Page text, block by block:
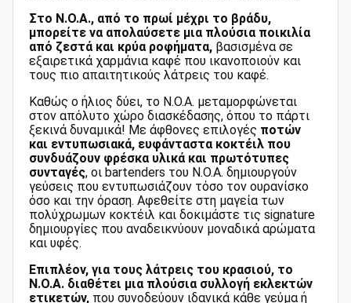
Στο N.O.A., από το πρωί μέχρι το βράδυ,
μπορείτε να απολαύσετε μια πλούσια ποικιλία
από ζεστά και κρύα ροφήματα, βασισμένα σε
εξαιρετικά χαρμάνια καφέ που ικανοποιούν και
τους πιο απαιτητικούς λάτρεις του καφέ.
Καθώς ο ήλιος δύει, το N.O.A. μεταμορφώνεται
στον απόλυτο χώρο διασκέδασης, όπου το πάρτι
ξεκινά δυναμικά! Με άφθονες επιλογές ποτών
και εντυπωσιακά, ευφάνταστα κοκτέιλ που
συνδυάζουν φρέσκα υλικά και πρωτότυπες
συνταγές, οι bartenders του N.O.A. δημιουργούν
γεύσεις που εντυπωσιάζουν τόσο τον ουρανίσκο
όσο και την όραση. Αφεθείτε στη μαγεία των
πολύχρωμων κοκτέιλ και δοκιμάστε τις signature
δημιουργίες που αναδεικνύουν μοναδικά αρώματα
και υφές.
Επιπλέον, για τους λάτρεις του κρασιού, το
N.O.A. διαθέτει μια πλούσια συλλογή εκλεκτών
ετικετών, που συνοδεύουν ιδανικά κάθε γεύμα ή